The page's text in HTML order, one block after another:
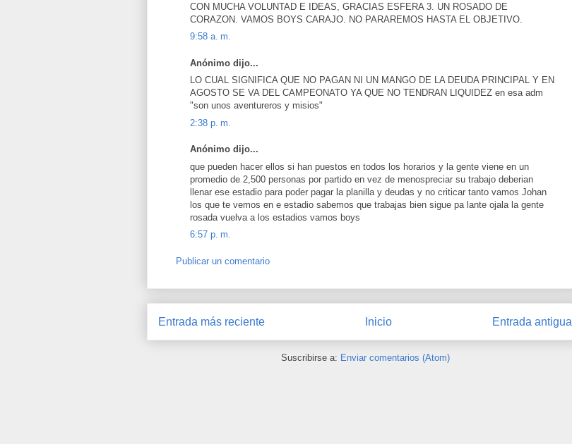
CON MUCHA VOLUNTAD E IDEAS, GRACIAS ESFERA 3. UN ROSADO DE
CORAZON. VAMOS BOYS CARAJO. NO PARAREMOS HASTA EL OBJETIVO.
9:58 a. m.
Anónimo dijo...
LO CUAL SIGNIFICA QUE NO PAGAN NI UN MANGO DE LA DEUDA PRINCIPAL Y EN
AGOSTO SE VA DEL CAMPEONATO YA QUE NO TENDRAN LIQUIDEZ en esa adm
"son unos aventureros y misios"
2:38 p. m.
Anónimo dijo...
que pueden hacer ellos si han puestos en todos los horarios y la gente viene en un
promedio de 2,500 personas por partido en vez de menospreciar su trabajo deberian
llenar ese estadio para poder pagar la planilla y deudas y no criticar tanto vamos Johan
los que te vemos en e estadio sabemos que trabajas bien sigue pa lante ojala la gente
rosada vuelva a los estadios vamos boys
6:57 p. m.
Publicar un comentario
Entrada más reciente Entrada antigua
Inicio
Suscribirse a: Enviar comentarios (Atom)